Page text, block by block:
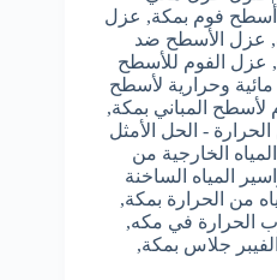
فوم بمكة, عزل
, عزل الأسطح ضد
, عزل الفوم للأسطح
وحرارية لأسطح
المباني بمكة,
- الحل الأمثل
الخارجية من
المياه الساخنة
من الحرارة بمكة,
الحرارة في مكه,
جلاس بمكة,